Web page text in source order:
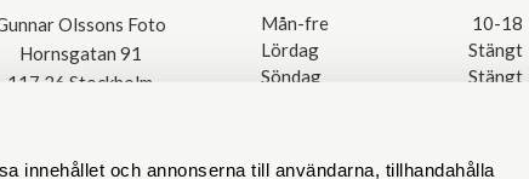
innehållet och annonserna till användarna, tillhandahålla
Olssons Foto
Hornsgatan 91
117 26 Stockholm
Mån-fre
10-18
Lördag
Stängt
Söndag
Stängt